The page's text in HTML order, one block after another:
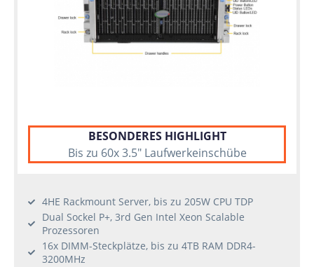
BESONDERES HIGHLIGHT
Bis zu 60x 3.5" Laufwerkeinschübe
4HE Rackmount Server, bis zu 205W CPU TDP
Dual Sockel P+, 3rd Gen Intel Xeon Scalable
Prozessoren
16x DIMM-Steckplätze, bis zu 4TB RAM DDR4-
3200MHz